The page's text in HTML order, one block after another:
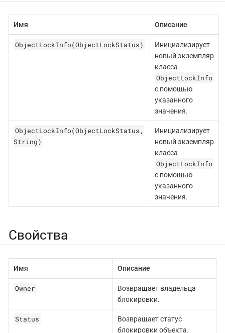
Имя Описание
ObjectLockInfo(ObjectLockStatus)
Инициализирует
новый экземпляр
класса
ObjectLockInfo
с помощью
указанного
значения.
ObjectLockInfo(ObjectLockStatus,
String)
Инициализирует
новый экземпляр
класса
ObjectLockInfo
с помощью
указанного
значения.
Свойства
Имя Описание
Owner
Возвращает владельца
блокировки.
Status
Возвращает статус
блокировки объекта.